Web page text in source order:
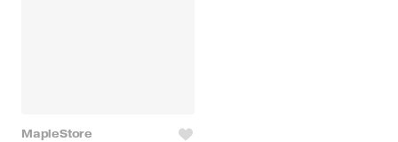
MapleStore